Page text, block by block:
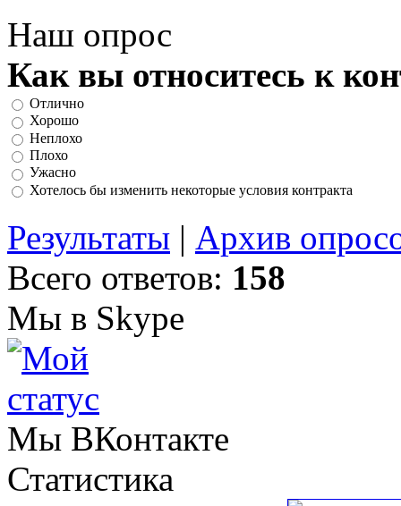
Наш опрос
Как вы относитесь к
Отлично
Хорошо
Неплохо
Плохо
Ужасно
Хотелось бы изменить некоторые условия контракта
Результаты | Архив
Всего ответов: 158
Мы в Skype
Мы ВКонтакте
Статистика